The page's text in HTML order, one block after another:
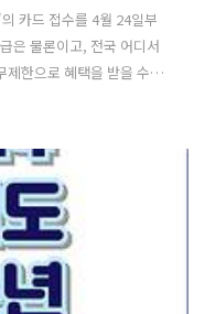
카드 접수를 4월 24일부
은 물론이고, 전국 어디서
한으로 혜택을 받을 수 있
택이 있는지, 조건, 신규
경기패스 혜택 및 환급
교5. 경기패스 발급 신규
전환 신청 방법 (사전신
월 15회 이상 시내·마
이용하..